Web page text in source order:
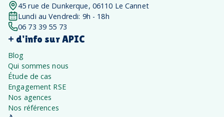
45 rue de Dunkerque, 06110 Le Cannet
Lundi au Vendredi: 9h - 18h
06 73 39 55 73
+ d'info sur APIC
Blog
Qui sommes nous
Étude de cas
Engagement RSE
Nos agences
Nos références